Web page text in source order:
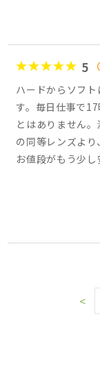
5
ハードからソフ
す。毎日仕事で
とはありません
の同等レンズより
お値段がもう少し
<